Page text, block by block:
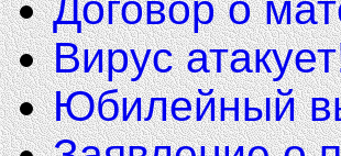
Вирус
Юбилейный